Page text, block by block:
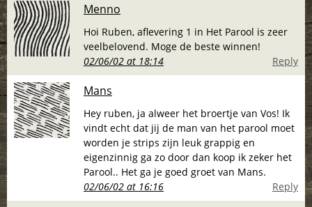
Menno
Hoi Ruben, aflevering 1 in Het Parool is zeer
veelbelovend. Moge de beste winnen!
Reply
02/06/02 at 18:14
Mans
Hey ruben, ja alweer het broertje van Vos! Ik
vindt echt dat jij de man van het parool moet
worden je strips zijn leuk grappig en
eigenzinnig ga zo door dan koop ik zeker het
Parool.. Het ga je goed groet van Mans.
Reply
02/06/02 at 16:16